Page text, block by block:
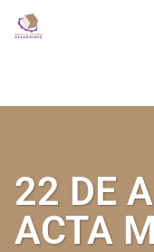
22 DE
ACTA